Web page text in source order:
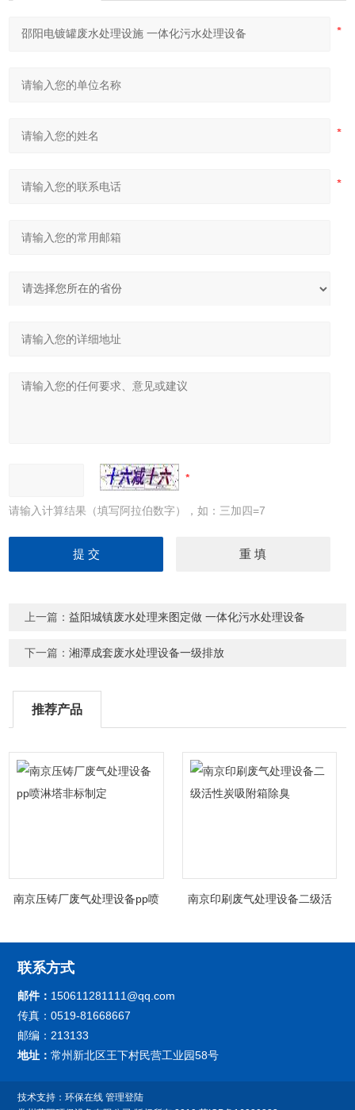
请输入计算结果（填写阿拉伯数字），如：三加四=7
上一篇：益阳城镇废水处理来图定做 一体化污水处理设备
下一篇：湘潭成套废水处理设备一级排放
推荐产品
南京压铸厂废气处理设备pp喷
南京印刷废气处理设备二级活
联系方式
邮件： 150611281111@qq.com
传真：0519-81668667
邮编：213133
地址：常州新北区王下村民营工业园58号
技术支持：环保在线 管理登陆